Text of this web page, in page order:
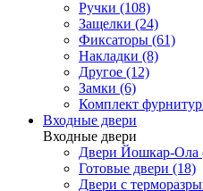
Ручки (108)
Защелки (24)
Фиксаторы (61)
Накладки (8)
Другое (12)
Замки (6)
Комплект
Входные двери
Входные двери
Двери Йошкар-Ола
Готовые двери (18)
Двери с